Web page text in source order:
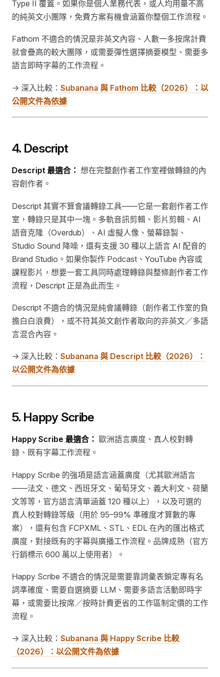
Type II 覆蓋。如果你是個人業務代表，或人均用量不高
的純英文小團隊，免費方案有機會涵蓋你整個工作流程。
Fathom 不適合的情況是非英文內容、人數一多按席計費
就會疊高的較大團隊，或需要彈性選擇摘要模型、需要多
語言即時字幕的工作流程。
→ 深入比較： Subanana 與 Fathom 比較（2026）：以
公開文件為依據
4. Descript
Descript 最適合： 想在完整創作者工作室裡做轉錄的內
容創作者。
Descript 其實不算會議轉錄工具——它是一套創作者工作
室，轉錄只是其中一塊。多軌音訊剪輯、影片剪輯、AI
語音克隆（Overdub）、AI 虛擬人像、螢幕錄製、
Studio Sound 降噪，還有支援 30 種以上語言 AI 配音的
Brand Studio。如果你製作 Podcast、YouTube 內容或
課程影片，想要一套工具同時處理轉錄與整條創作者工作
流程，Descript 正是為此而生。
Descript 不適合的情況是純會議轉錄（創作者工作室的負
擔白白浪費），或不符其英文創作者取向的非英文／多語
言混合內容。
→ 深入比較： Subanana 與 Descript 比較（2026）：
以公開文件為依據
5. Happy Scribe
Happy Scribe 最適合： 歐洲語言廣度、真人校對轉
錄、既有字幕工作流程。
Happy Scribe 的強項是語言涵蓋廣度（尤其歐洲語言
——法文、德文、西班牙文、葡萄牙文、義大利文、荷蘭
文等等，官方語言清單涵蓋 120 種以上），以及可選的
真人校對轉錄等級（用於 95–99% 準確度才算數的專
案），還有包含 FCPXML、STL、EDL 在內的匯出格式
廣度，對接既有的字幕與廣播工作流程。品牌成熟（官方
行銷標示 600 萬以上使用者）。
Happy Scribe 不適合的情況是需要靠詞彙表鎖定專有名
詞準確度、需要自選摘要 LLM、需要多語言活動即時字
幕，或需要比按席／按時計費更省的工作區制定價的工作
流程。
→ 深入比較： Subanana 與 Happy Scribe 比較
（2026）：以公開文件為依據